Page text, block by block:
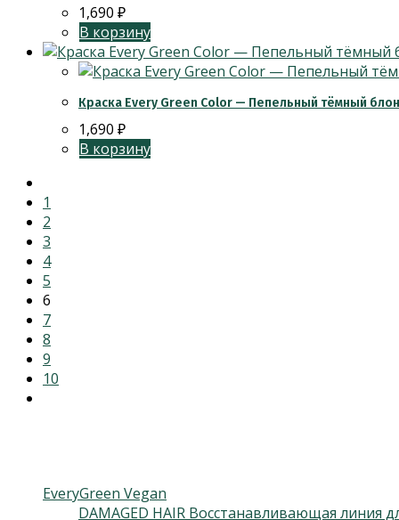
1,690 ₽
В корзину
Краска Every Green Color — Пепельный тёмный
1,690 ₽
В корзину
1
2
3
4
5
6
7
8
9
10
EveryGreen Vegan
DAMAGED HAIR Восстанавливающая линия